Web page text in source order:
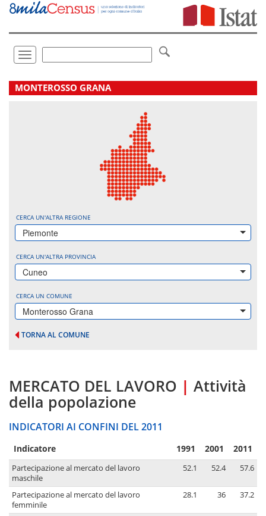
Vai
direttamente
Toggle
navigation
.
MONTEROSSO GRANA
CERCA UN'ALTRA REGIONE
Piemonte
CERCA UN'ALTRA PROVINCIA
Cuneo
CERCA UN COMUNE
Monterosso Grana
TORNA AL COMUNE
MERCATO DEL LAVORO | Attività
della popolazione
INDICATORI AI CONFINI DEL 2011
Indicatore 1991 2001 2011
Partecipazione al mercato del lavoro
maschile
52.1 52.4 57.6
Partecipazione al mercato del lavoro
femminile
28.1 36 37.2